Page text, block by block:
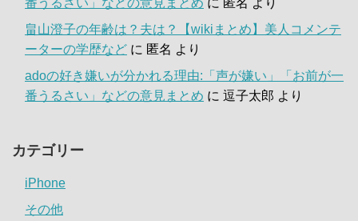
畠山澄子の年齢は？夫は？【wikiまとめ】美人コメンテ
ーターの学歴など に 匿名 より
adoの好き嫌いが分かれる理由:「声が嫌い」「お前が一
番うるさい」などの意見まとめ に 逗子太郎 より
カテゴリー
iPhone
その他